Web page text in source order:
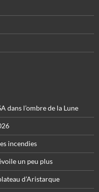
dans l’ombre de la Lune
incendies
un peu plus
d’Aristarque